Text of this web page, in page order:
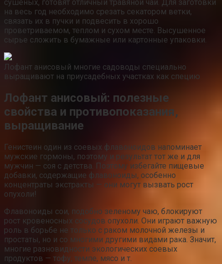
сушеных, готовят отличный травяной чай. Для заготовки
на весь год необходимо срезать секатором ветки,
связать их в пучки и подвесить в хорошо
проветриваемом, теплом и сухом месте. Высушенное
сырье сложить в бумажные или картонные упаковки.
Лофант анисовый многие садоводы специально
выращивают на приусадебных участках как специю
Лофант анисовый: полезные
свойства и противопоказания,
выращивание
Генистеин один из соевых флавоноидов напоминает
мужские гормоны, поэтому и результат тот же и для
мужчин — соя с детства. Поэтому избегайте пищевые
добавки, содержащие флавоноиды, особенно
концентраты экстракты — они могут вызвать рост
опухоли!
Флавоноиды сои, подобно зеленому чаю, блокируют
рост кровеносных сосудов опухоли. Они играют важную
роль в борьбе не только с раком молочной железы и
простаты, но и со многими другими видами рака. Значит,
многие разновидности экологических соевых
продуктов — тофу, темпе, мясо и т.